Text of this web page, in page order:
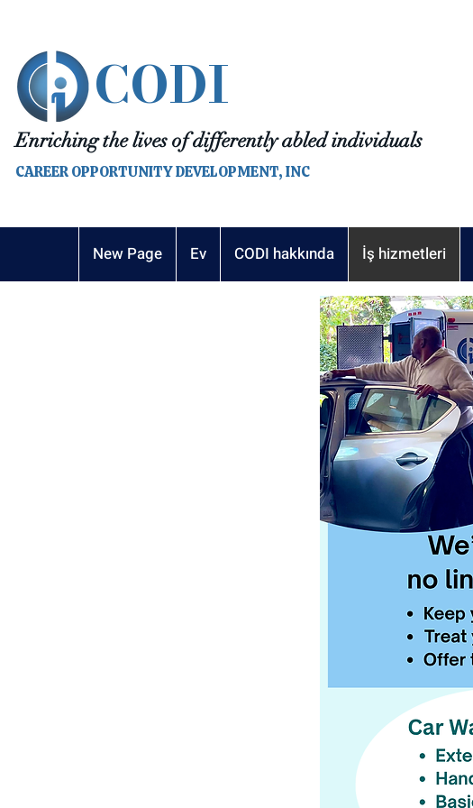
New Page Ev CODI hakkında İş hizmetleri
CAREER OPPORTUNITY DEVELOPMENT, INC
Enriching the lives of differently abled individuals
CODI